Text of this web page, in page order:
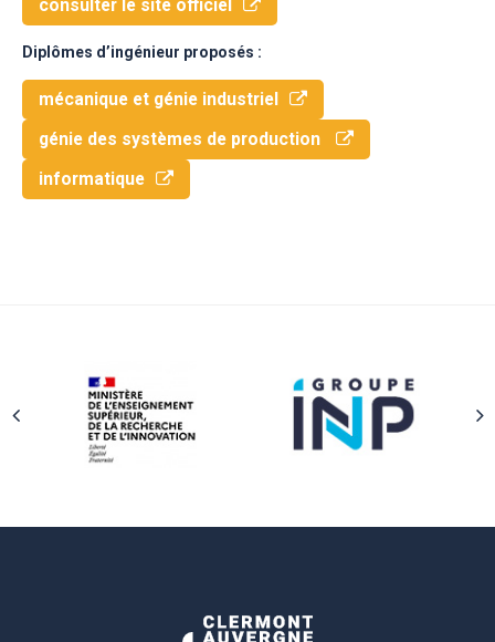
consulter le site officiel
Diplômes d’ingénieur proposés :
mécanique et génie industriel
génie des systèmes de production
informatique